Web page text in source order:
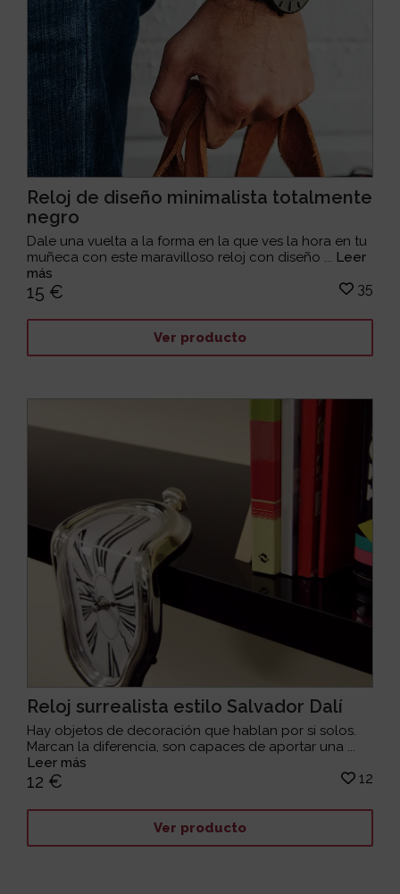
Reloj de diseño minimalista totalmente
negro
Dale una vuelta a la forma en la que ves la hora en tu
muñeca con este maravilloso reloj con diseño ... Leer
más
15 € 35
Ver producto
Reloj surrealista estilo Salvador Dalí
Hay objetos de decoración que hablan por si solos.
Marcan la diferencia, son capaces de aportar una ...
Leer más
12 € 12
Ver producto